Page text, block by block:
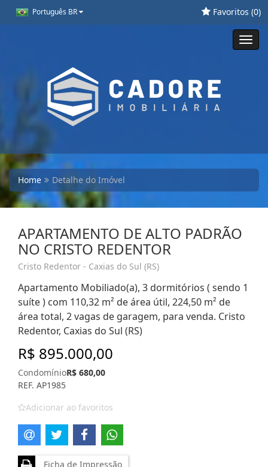
Português BR Favoritos (0)
Home Detalhe do Imóvel
APARTAMENTO DE ALTO PADRÃO
NO CRISTO REDENTOR
Cristo Redentor - Caxias do Sul (RS)
Apartamento Mobiliado(a), 3 dormitórios ( sendo 1
suíte ) com 110,32 m² de área útil, 224,50 m² de
área total, 2 vagas de garagem, para venda. Cristo
Redentor, Caxias do Sul (RS)
R$ 895.000,00
CondomínioR$ 680,00
REF. AP1985
Adicionar ao favoritos
Ficha de Impressão